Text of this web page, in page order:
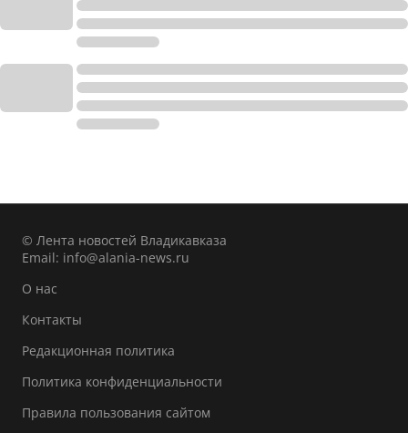
© Лента новостей Владикавказа
Email: info@alania-news.ru
О нас
Контакты
Редакционная политика
Политика конфиденциальности
Правила пользования сайтом